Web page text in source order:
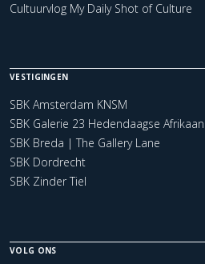
Cultuurvlog My Daily Shot of Culture
VESTIGINGEN
SBK Amsterdam KNSM
SBK Galerie 23 Hedendaagse
SBK Breda | The Gallery Lane
SBK Dordrecht
SBK Zinder Tiel
VOLG ONS